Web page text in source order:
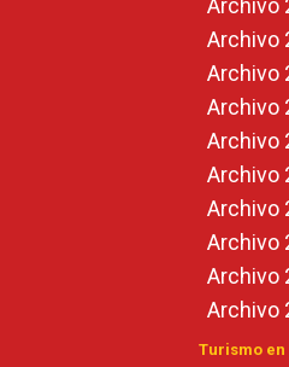
Archivo
Archivo
Archivo
Archivo
Archivo
Archivo
Archivo
Archivo
Archivo
Archivo
Turismo en